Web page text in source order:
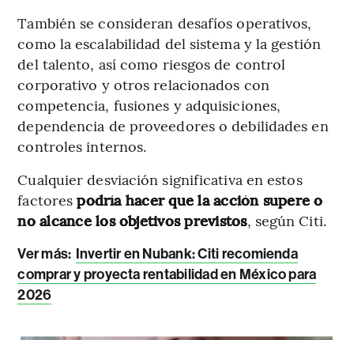
También se consideran desafíos operativos,
como la escalabilidad del sistema y la gestión
del talento, así como riesgos de control
corporativo y otros relacionados con
competencia, fusiones y adquisiciones,
dependencia de proveedores o debilidades en
controles internos.
Cualquier desviación significativa en estos
factorespodría hacer que la acción supere o
no alcance los objetivos previstos, según Citi.
Ver más: Invertir en Nubank: Citi recomienda
comprar y proyecta rentabilidad en México para
2026